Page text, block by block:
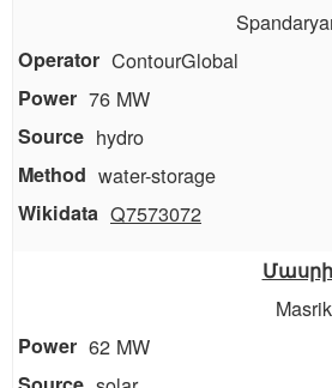
ContourGlobal
76 MW
hydro
water-storage
Q7573072
62 MW